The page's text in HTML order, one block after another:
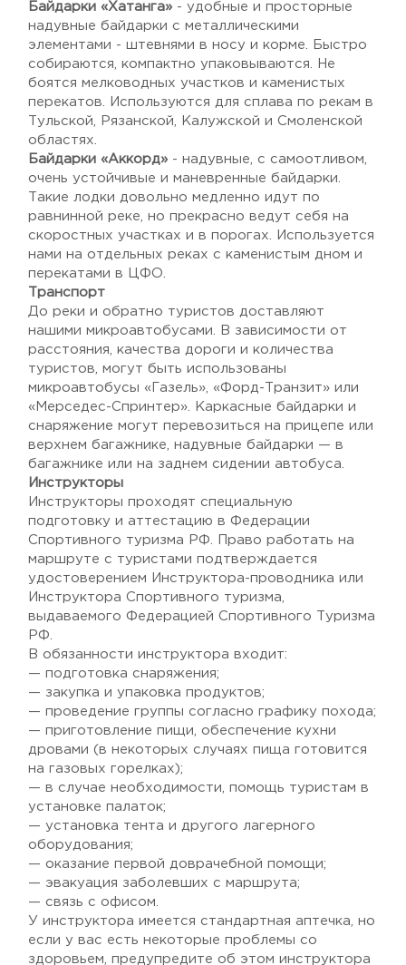
Байдарки «Хатанга» - удобные и просторные
надувные байдарки с металлическими
элементами - штевнями в носу и корме. Быстро
собираются, компактно упаковываются. Не
боятся мелководных участков и каменистых
перекатов. Используются для сплава по рекам в
Тульской, Рязанской, Калужской и Смоленской
областях.
Байдарки «Аккорд» - надувные, с самоотливом,
очень устойчивые и маневренные байдарки.
Такие лодки довольно медленно идут по
равнинной реке, но прекрасно ведут себя на
скоростных участках и в порогах. Используется
нами на отдельных реках с каменистым дном и
перекатами в ЦФО.
Транспорт
До реки и обратно туристов доставляют
нашими микроавтобусами. В зависимости от
расстояния, качества дороги и количества
туристов, могут быть использованы
микроавтобусы «Газель», «Форд-Транзит» или
«Мерседес-Спринтер». Каркасные байдарки и
снаряжение могут перевозиться на прицепе или
верхнем багажнике, надувные байдарки — в
багажнике или на заднем сидении автобуса.
Инструкторы
Инструкторы проходят специальную
подготовку и аттестацию в Федерации
Спортивного туризма РФ. Право работать на
маршруте с туристами подтверждается
удостоверением Инструктора-проводника или
Инструктора Спортивного туризма,
выдаваемого Федерацией Спортивного Туризма
РФ.
В обязанности инструктора входит:
— подготовка снаряжения;
— закупка и упаковка продуктов;
— проведение группы согласно графику похода;
— приготовление пищи, обеспечение кухни
дровами (в некоторых случаях пища готовится
на газовых горелках);
— в случае необходимости, помощь туристам в
установке палаток;
— установка тента и другого лагерного
оборудования;
— оказание первой доврачебной помощи;
— эвакуация заболевших с маршрута;
— связь с офисом.
У инструктора имеется стандартная аптечка, но
если у вас есть некоторые проблемы со
здоровьем, предупредите об этом инструктора